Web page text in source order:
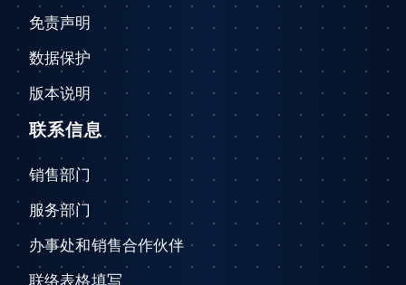
免责声明
数据保护
版本说明
联系信息
销售部门
服务部门
办事处和销售合作伙伴
联络表格填写